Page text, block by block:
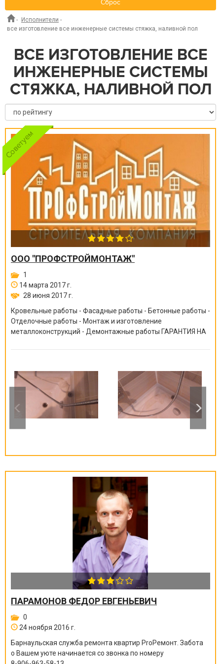
Сброс
- Исполнители -
все изготовление все инженерные системы стяжка, наливной пол
ВСЕ ИЗГОТОВЛЕНИЕ ВСЕ
ИНЖЕНЕРНЫЕ СИСТЕМЫ
СТЯЖКА, НАЛИВНОЙ ПОЛ
ООО "ПРОФСТРОЙМОНТАЖ"
1
14 марта 2017 г.
28 июня 2017 г.
Кровельные работы - Фасадные работы - Бетонные работы -
Отделочные работы - Монтаж и изготовление
металлоконструкций - Демонтажные работы ГАРАНТИЯ НА
ПАРАМОНОВ ФЕДОР ЕВГЕНЬЕВИЧ
0
24 ноября 2016 г.
Барнаульская служба ремонта квартир ProРемонт. Забота
о Вашем уюте начинается со звонка по номеру